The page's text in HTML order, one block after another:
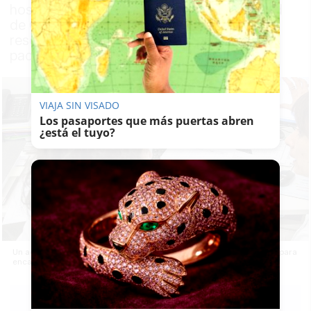
hospital del Parque Tecnológico de la Salud
de Granada para encargar resonancias
resonancias magnéticas nucleares a un
paciente
Un administrativo del SAS se aprovecha de su puesto en Granada para
encargar pruebas sin autorización médica.
VIAJA SIN VISADO
Los pasaportes que más puertas abren
¿está el tuyo?